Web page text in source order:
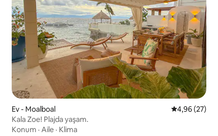
Ev - Moalboal 5 üzerinden
4,96 (27)
Kala Zoe! Plajda yaşam.
Konum · Aile · Klima